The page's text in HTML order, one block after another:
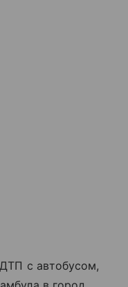
с автобусом,